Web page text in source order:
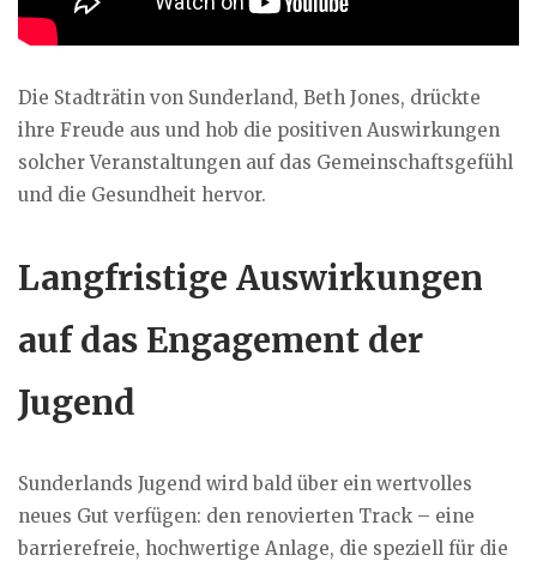
Die Stadträtin von Sunderland, Beth Jones, drückte
ihre Freude aus und hob die positiven Auswirkungen
solcher Veranstaltungen auf das Gemeinschaftsgefühl
und die Gesundheit hervor.
Langfristige Auswirkungen
auf das Engagement der
Jugend
Sunderlands Jugend wird bald über ein wertvolles
neues Gut verfügen: den renovierten Track – eine
barrierefreie, hochwertige Anlage, die speziell für die